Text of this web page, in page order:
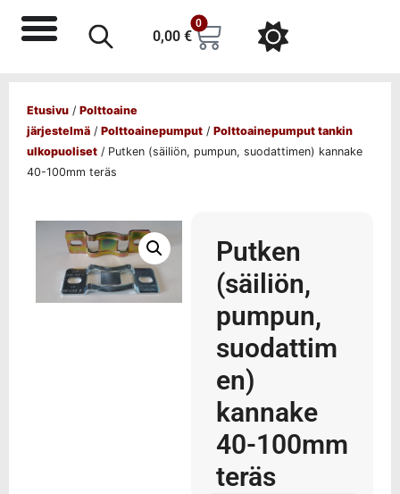
0,00 €
0
Etusivu / Polttoaine
järjestelmä / Polttoainepumput / Polttoainepumput tankin
ulkopuoliset / Putken (säiliön, pumpun, suodattimen) kannake
40-100mm teräs
Putken
(säiliön,
pumpun,
suodattim
en)
kannake
40-100mm
teräs